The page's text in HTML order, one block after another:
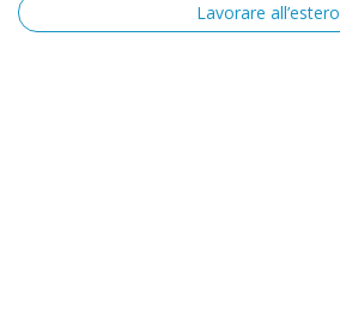
Lavorare all’estero